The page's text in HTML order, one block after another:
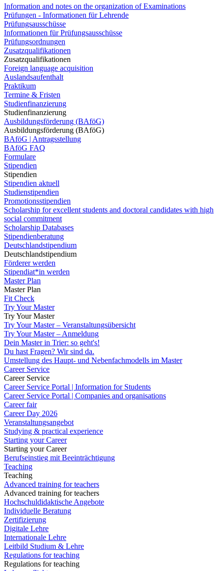
Information and notes on the organization of Examinations
Prüfungen - Informationen für Lehrende
Prüfungsausschüsse
Informationen für Prüfungsausschüsse
Prüfungsordnungen
Zusatzqualifikationen
Zusatzqualifikationen
Foreign language acquisition
Auslandsaufenthalt
Praktikum
Termine & Fristen
Studienfinanzierung
Studienfinanzierung
Ausbildungsförderung (BAföG)
Ausbildungsförderung (BAföG)
BAföG | Antragsstellung
BAföG FAQ
Formulare
Stipendien
Stipendien
Stipendien aktuell
Studienstipendien
Promotionsstipendien
Scholarship for excellent students and doctoral candidates with high
social commitment
Scholarship Databases
Stipendienberatung
Deutschlandstipendium
Deutschlandstipendium
Förderer werden
Stipendiat*in werden
Master Plan
Master Plan
Fit Check
Try Your Master
Try Your Master
Try Your Master – Veranstaltungsübersicht
Try Your Master – Anmeldung
Dein Master in Trier: so geht's!
Du hast Fragen? Wir sind da.
Umstellung des Haupt- und Nebenfachmodells im Master
Career Service
Career Service
Career Service Portal | Information for Students
Career Service Portal | Companies and organisations
Career fair
Career Day 2026
Veranstaltungsangebot
Studying & practical experience
Starting your Career
Starting your Career
Berufseinstieg mit Beeinträchtigung
Teaching
Teaching
Advanced training for teachers
Advanced training for teachers
Hochschuldidaktische Angebote
Individuelle Beratung
Zertifizierung
Digitale Lehre
Internationale Lehre
Leitbild Studium & Lehre
Regulations for teaching
Regulations for teaching